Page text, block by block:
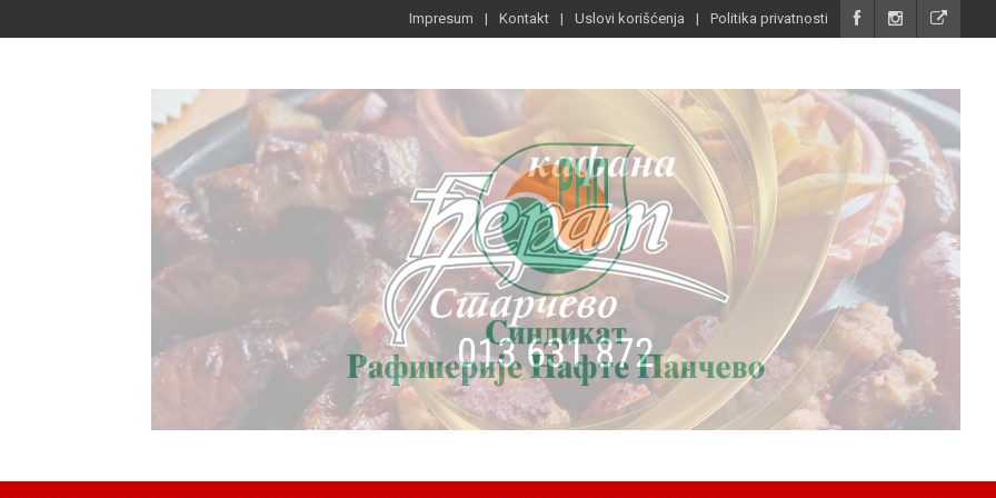
Impresum Kontakt Uslovi korišćenja Politika privatnosti